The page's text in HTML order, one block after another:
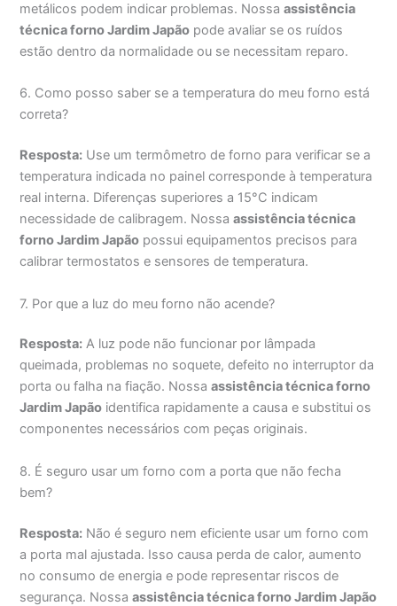
metálicos podem indicar problemas. Nossaassistência
técnica forno Jardim Japão pode avaliar se os ruídos
estão dentro da normalidade ou se necessitam reparo.
6. Como posso saber se a temperatura do meu forno está
correta?
Resposta: Use um termômetro de forno para verificar se a
temperatura indicada no painel corresponde à temperatura
real interna. Diferenças superiores a 15°C indicam
necessidade de calibragem. Nossaassistência técnica
forno Jardim Japão possui equipamentos precisos para
calibrar termostatos e sensores de temperatura.
7. Por que a luz do meu forno não acende?
Resposta: A luz pode não funcionar por lâmpada
queimada, problemas no soquete, defeito no interruptor da
porta ou falha na fiação. Nossaassistência técnica forno
Jardim Japão identifica rapidamente a causa e substitui os
componentes necessários com peças originais.
8. É seguro usar um forno com a porta que não fecha
bem?
Resposta: Não é seguro nem eficiente usar um forno com
a porta mal ajustada. Isso causa perda de calor, aumento
no consumo de energia e pode representar riscos de
segurança. Nossaassistência técnica forno Jardim Japão